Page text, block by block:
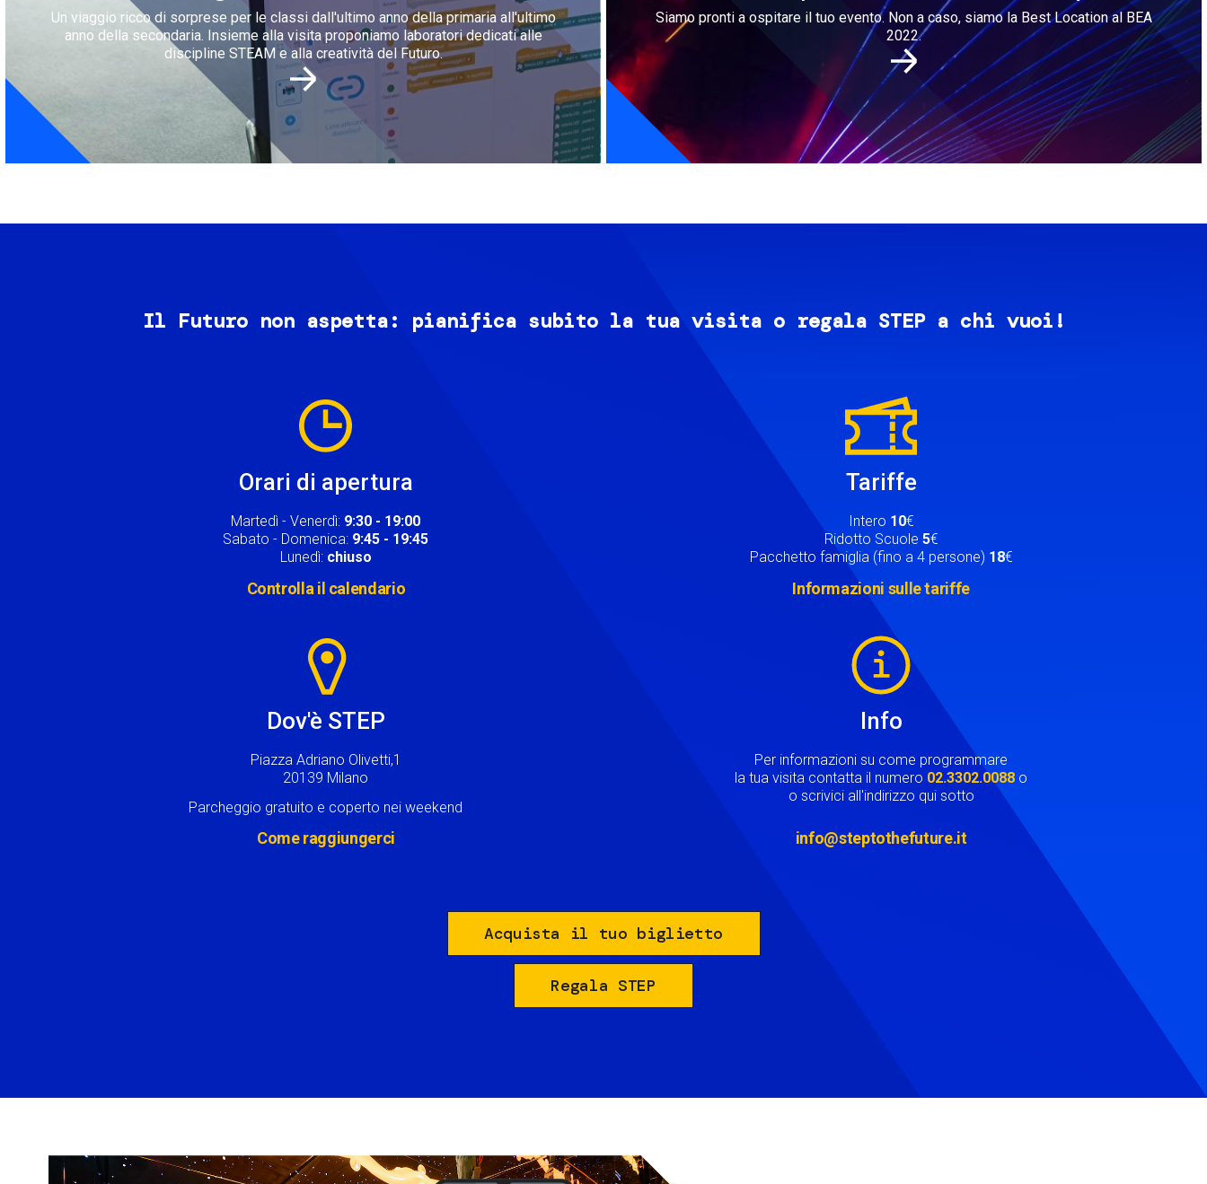
Un viaggio ricco di sorprese per le classi dall'ultimo anno della primaria all'ultimo
anno della secondaria. Insieme alla visita proponiamo laboratori dedicati alle
discipline STEAM e alla creatività del Futuro.
Siamo pronti a ospitare il tuo evento. Non a caso, siamo la Best Location al BEA
2022.
Il Futuro non aspetta: pianifica subito la tua visita o regala STEP a chi vuoi!
Orari di apertura
Martedì - Venerdì: 9:30 - 19:00
Sabato - Domenica: 9:45 - 19:45
Lunedì: chiuso
Controlla il calendario
Tariffe
Intero 10€
Ridotto Scuole 5€
Pacchetto famiglia (fino a 4 persone) 18€
Informazioni sulle tariffe
Dov'è STEP
Piazza Adriano Olivetti,1
20139 Milano
Parcheggio gratuito e coperto nei weekend
Come raggiungerci
Info
Per informazioni su come programmare
la tua visita contatta il numero 02.3302.0088 o
o scrivici all'indirizzo qui sotto
info@steptothefuture.it
Acquista il tuo biglietto
Regala STEP